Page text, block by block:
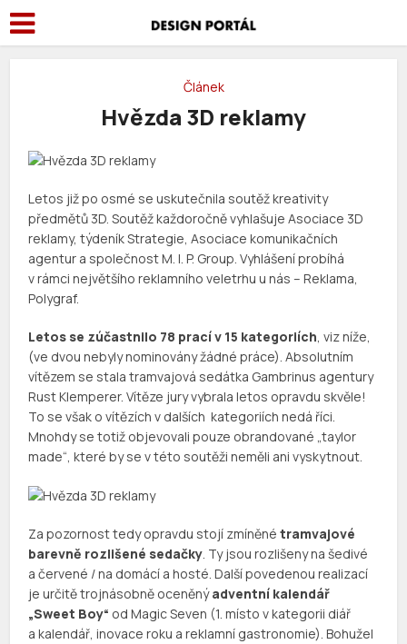
Článek
Hvězda 3D reklamy
Letos již po osmé se uskutečnila soutěž kreativity
předmětů 3D. Soutěž každoročně vyhlašuje Asociace 3D
reklamy, týdeník Strategie, Asociace komunikačních
agentur a společnost M. I. P. Group. Vyhlášení probíhá
v rámci největšího reklamního veletrhu u nás – Reklama,
Polygraf.
Letos se zúčastnilo 78 prací v 15 kategoriích, viz níže,
(ve dvou nebyly nominovány žádné práce). Absolutním
vítězem se stala tramvajová sedátka Gambrinus agentury
Rust Klemperer. Vítěze jury vybrala letos opravdu skvěle!
To se však o vítězích v dalších kategoriích nedá říci.
Mnohdy se totiž objevovali pouze obrandované „taylor
made“, které by se v této soutěži neměli ani vyskytnout.
Za pozornost tedy opravdu stojí zmíněnétramvajové
barevně rozlišené sedačky. Ty jsou rozlišeny na šedivé
a červené / na domácí a hosté. Další povedenou realizací
je určitě trojnásobně oceněnýadventní kalendář
„Sweet Boy“ od Magic Seven (1. místo v kategorii diář
a kalendář, inovace roku a reklamní gastronomie). Bohužel